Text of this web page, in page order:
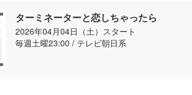
ターミネーターと恋しちゃったら
2026年04月04日（土）スタート
毎週土曜23:00 / テレビ朝日系